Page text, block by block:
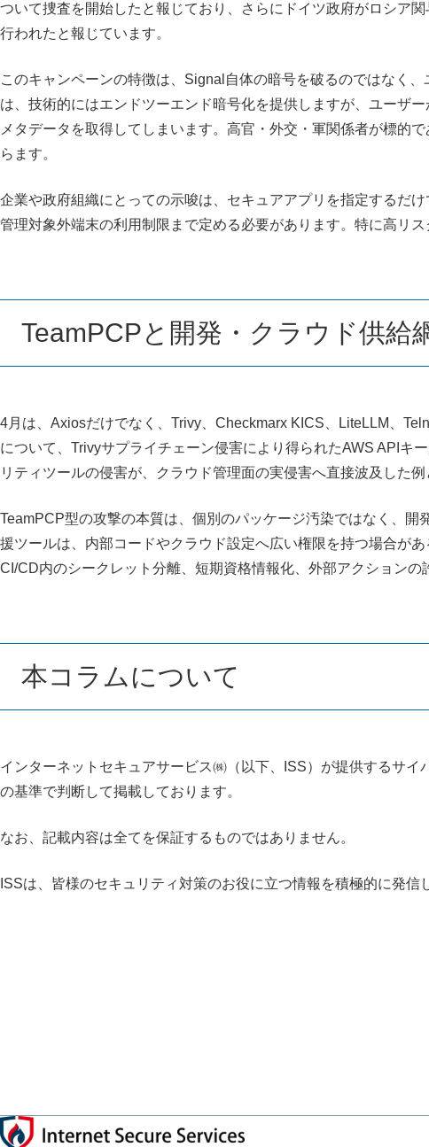
ついて捜査を開始したと報じており、さらにドイツ政府がロシア
行われたと報じています。
このキャンペーンの特徴は、Signal自体の暗号を破るのではなく
は、技術的にはエンドツーエンド暗号化を提供しますが、ユーザ
メタデータを取得してしまいます。高官・外交・軍関係者が標的
らます。
企業や政府組織にとっての示唆は、セキュアアプリを指定するだ
管理対象外端末の利用制限まで定める必要があります。特に高リ
TeamPCPと開発・クラウド供給
4月は、Axiosだけでなく、Trivy、Checkmarx KICS、LiteLLM、
について、Trivyサプライチェーン侵害により得られたAWS APIキ
リティツールの侵害が、クラウド管理面の実侵害へ直接波及した例
TeamPCP型の攻撃の本質は、個別のパッケージ汚染ではなく、
援ツールは、内部コードやクラウド設定へ広い権限を持つ場合が
CI/CD内のシークレット分離、短期資格情報化、外部アクション
本コラムについて
インターネットセキュアサービス㈱（以下、ISS）が提供するサ
の基準で判断して掲載しております。
なお、記載内容は全てを保証するものではありません。
ISSは、皆様のセキュリティ対策のお役に立つ情報を積極的に発信